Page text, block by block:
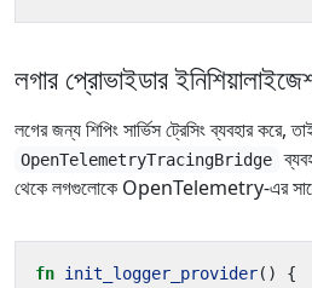
লগার প্রোভাইডার
লগের জন্য শিপিং সার্ভিস ট্রেসিং ব্যবহার করে,
OpenTelemetryTracingBridge
থেকে লগগুলোকে OpenTelemetry-এর
fn init_logger_provider()
{